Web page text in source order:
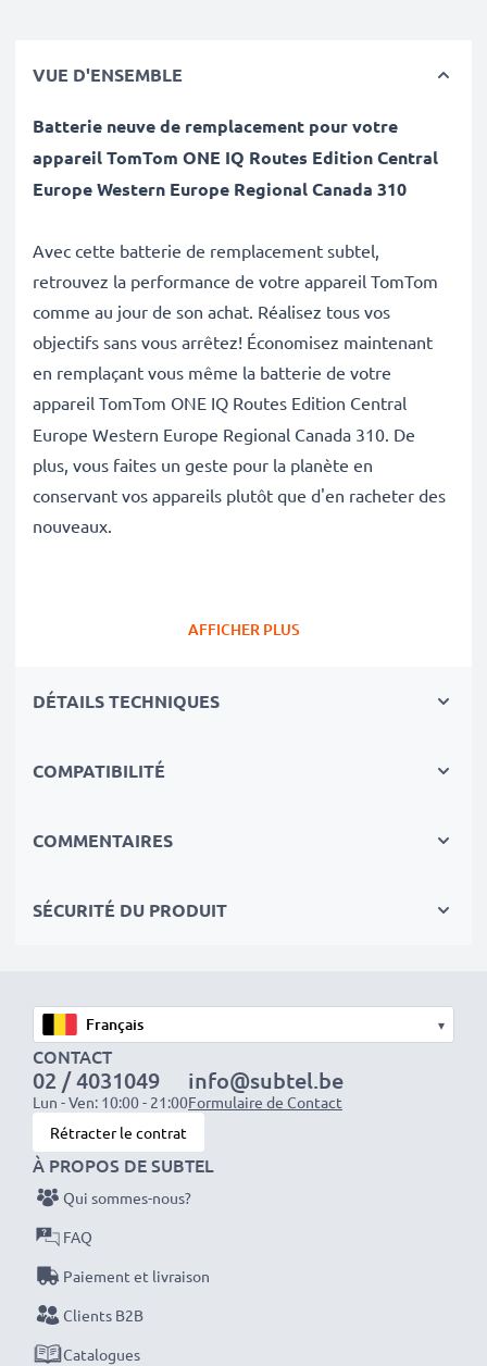
VUE D'ENSEMBLE
Batterie neuve de remplacement pour votre
appareil TomTom ONE IQ Routes Edition Central
Europe Western Europe Regional Canada 310
Avec cette batterie de remplacement subtel,
retrouvez la performance de votre appareil TomTom
comme au jour de son achat. Réalisez tous vos
objectifs sans vous arrêtez! Économisez maintenant
en remplaçant vous même la batterie de votre
appareil TomTom ONE IQ Routes Edition Central
Europe Western Europe Regional Canada 310. De
plus, vous faites un geste pour la planète en
conservant vos appareils plutôt que d'en racheter des
nouveaux.
au lithium sans effet de mémoire
Circuits, Surchauffes, Surtensions
professionels compétants
d'origine TomTom 6027A0089521 ICP553443E
Marque:subtel
Capacité: 900mAh
Tension: 3.6V - 3.7V
Type de cellule: Lithium Ion
Dimensions: 45,2 x 34,2 x 5,7mm
Couleur : noir
Avec subtel – vous avez une batterie pas chère et de
grande qualité.
Conseil subtel
AFFICHER PLUS
DÉTAILS TECHNIQUES
COMPATIBILITÉ
COMMENTAIRES
SÉCURITÉ DU PRODUIT
▾
CONTACT
02 / 4031049
Lun - Ven: 10:00 - 21:00
info@subtel.be
Formulaire de Contact
Rétracter le contrat
À PROPOS DE SUBTEL
Qui sommes-nous?
FAQ
Paiement et livraison
Clients B2B
Catalogues